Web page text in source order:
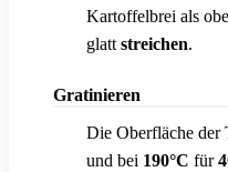
Kartoffelbrei als
glatt streichen.
Gratinieren
Die Oberfläche der
und bei 190°C für